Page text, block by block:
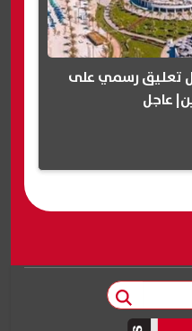
دولار.. أول تعليق رسمي على
عاجل